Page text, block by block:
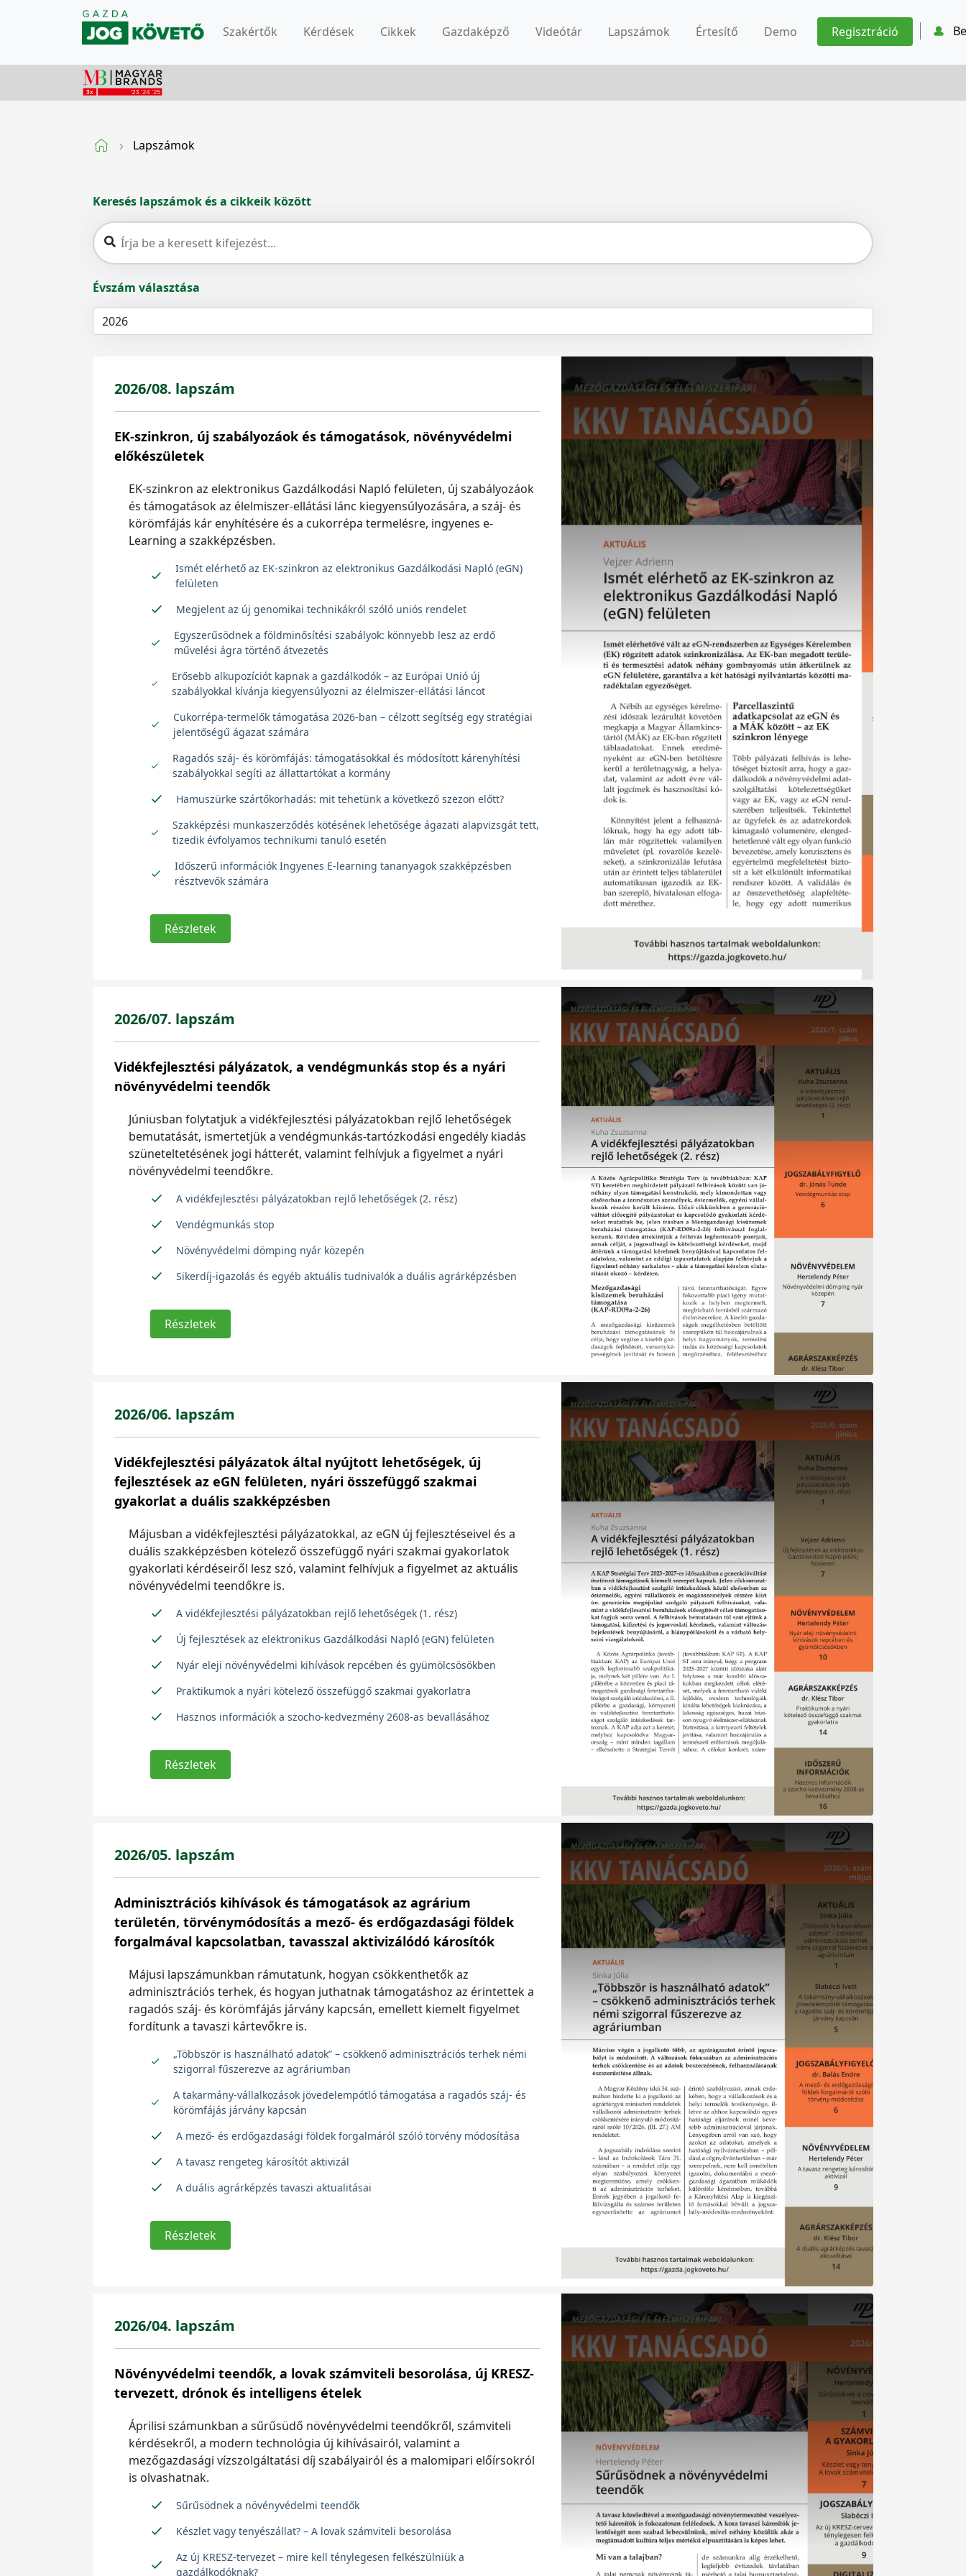
Szakértők Kérdések Cikkek Gazdaképző Videótár Lapszámok Értesítő Demo Regisztráció
Lapszámok
Keresés lapszámok és a cikkeik között
Évszám választása
2026/08. lapszám
EK-szinkron, új szabályozáok és támogatások, növényvédelmi
előkészületek
EK-szinkron az elektronikus Gazdálkodási Napló felületen, új szabályozáok
és támogatások az élelmiszer-ellátási lánc kiegyensúlyozására, a száj- és
körömfájás kár enyhítésére és a cukorrépa termelésre, ingyenes e-
Learning a szakképzésben.
Ismét elérhető az EK-szinkron az elektronikus Gazdálkodási Napló (eGN)
felületen
Megjelent az új genomikai technikákról szóló uniós rendelet
Egyszerűsödnek a földminősítési szabályok: könnyebb lesz az erdő
művelési ágra történő átvezetés
Erősebb alkupozíciót kapnak a gazdálkodók – az Európai Unió új
szabályokkal kívánja kiegyensúlyozni az élelmiszer-ellátási láncot
Cukorrépa-termelők támogatása 2026-ban – célzott segítség egy stratégiai
jelentőségű ágazat számára
Ragadós száj- és körömfájás: támogatásokkal és módosított kárenyhítési
szabályokkal segíti az állattartókat a kormány
Hamuszürke szártőkorhadás: mit tehetünk a következő szezon előtt?
Szakképzési munkaszerződés kötésének lehetősége ágazati alapvizsgát tett,
tizedik évfolyamos technikumi tanuló esetén
Időszerű információk Ingyenes E-learning tananyagok szakképzésben
résztvevők számára
Részletek
2026/07. lapszám
Vidékfejlesztési pályázatok, a vendégmunkás stop és a nyári
növényvédelmi teendők
Júniusban folytatjuk a vidékfejlesztési pályázatokban rejlő lehetőségek
bemutatását, ismertetjük a vendégmunkás-tartózkodási engedély kiadás
szüneteltetésének jogi hátterét, valamint felhívjuk a figyelmet a nyári
növényvédelmi teendőkre.
A vidékfejlesztési pályázatokban rejlő lehetőségek (2. rész)
Vendégmunkás stop
Növényvédelmi dömping nyár közepén
Sikerdíj-igazolás és egyéb aktuális tudnivalók a duális agrárképzésben
Részletek
2026/06. lapszám
Vidékfejlesztési pályázatok által nyújtott lehetőségek, új
fejlesztések az eGN felületen, nyári összefüggő szakmai
gyakorlat a duális szakképzésben
Májusban a vidékfejlesztési pályázatokkal, az eGN új fejlesztéseivel és a
duális szakképzésben kötelező összefüggő nyári szakmai gyakorlatok
gyakorlati kérdéseiről lesz szó, valamint felhívjuk a figyelmet az aktuális
növényvédelmi teendőkre is.
A vidékfejlesztési pályázatokban rejlő lehetőségek (1. rész)
Új fejlesztések az elektronikus Gazdálkodási Napló (eGN) felületen
Nyár eleji növényvédelmi kihívások repcében és gyümölcsösökben
Praktikumok a nyári kötelező összefüggő szakmai gyakorlatra
Hasznos információk a szocho-kedvezmény 2608-as bevallásához
Részletek
2026/05. lapszám
Adminisztrációs kihívások és támogatások az agrárium
területén, törvénymódosítás a mező- és erdőgazdasági földek
forgalmával kapcsolatban, tavasszal aktivizálódó károsítók
Májusi lapszámunkban rámutatunk, hogyan csökkenthetők az
adminisztrációs terhek, és hogyan juthatnak támogatáshoz az érintettek a
ragadós száj- és körömfájás járvány kapcsán, emellett kiemelt figyelmet
fordítunk a tavaszi kártevőkre is.
„Többször is használható adatok” – csökkenő adminisztrációs terhek némi
szigorral fűszerezve az agráriumban
A takarmány-vállalkozások jövedelempótló támogatása a ragadós száj- és
körömfájás járvány kapcsán
A mező- és erdőgazdasági földek forgalmáról szóló törvény módosítása
A tavasz rengeteg károsítót aktivizál
A duális agrárképzés tavaszi aktualitásai
Részletek
2026/04. lapszám
Növényvédelmi teendők, a lovak számviteli besorolása, új KRESZ-
tervezett, drónok és intelligens ételek
Áprilisi számunkban a sűrűsüdő növényvédelmi teendőkről, számviteli
kérdésekről, a modern technológia új kihívásairól, valamint a
mezőgazdasági vízszolgáltatási díj szabályairól és a malomipari előírsokról
is olvashatnak.
Sűrűsödnek a növényvédelmi teendők
Készlet vagy tenyészállat? – A lovak számviteli besorolása
Az új KRESZ-tervezet – mire kell ténylegesen felkészülniük a
gazdálkodóknak?